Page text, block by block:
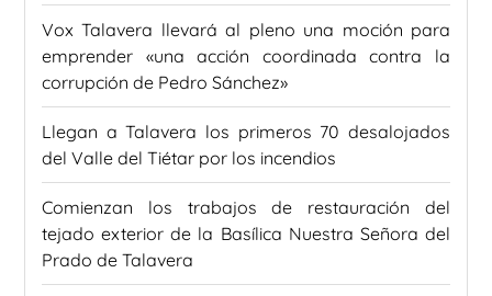
Vox Talavera llevará al pleno una moción para
emprender «una acción coordinada contra la
corrupción de Pedro Sánchez»
Llegan a Talavera los primeros 70 desalojados
del Valle del Tiétar por los incendios
Comienzan los trabajos de restauración del
tejado exterior de la Basílica Nuestra Señora del
Prado de Talavera